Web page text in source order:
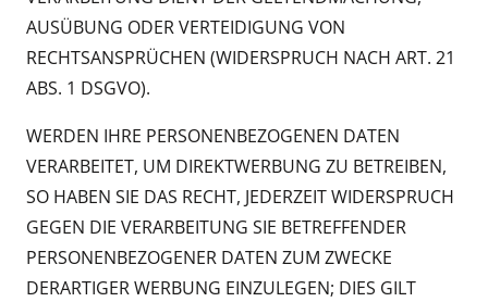
AUSÜBUNG ODER VERTEIDIGUNG VON
RECHTSANSPRÜCHEN (WIDERSPRUCH NACH ART. 21
ABS. 1 DSGVO).
WERDEN IHRE PERSONENBEZOGENEN DATEN
VERARBEITET, UM DIREKTWERBUNG ZU BETREIBEN,
SO HABEN SIE DAS RECHT, JEDERZEIT WIDERSPRUCH
GEGEN DIE VERARBEITUNG SIE BETREFFENDER
PERSONENBEZOGENER DATEN ZUM ZWECKE
DERARTIGER WERBUNG EINZULEGEN; DIES GILT